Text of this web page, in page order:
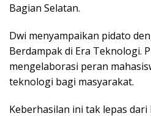
Bagian Selatan.
Dwi menyampaikan pidato
Berdampak di Era Teknologi.
mengelaborasi peran
teknologi bagi masyarakat.
Keberhasilan ini tak lepas